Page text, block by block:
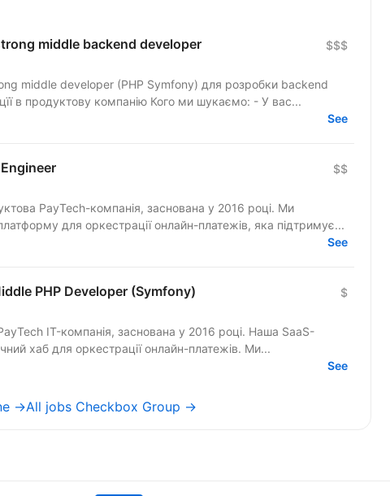
middle backend developer $$$
middle developer (PHP Symfony) для розробки backend
сервісів електроної комерцїї в продуктову компанію Кого ми шукаємо: - У вас...
See
$$
PayTech-компанія, заснована у 2016 році. Ми
для оркестрації онлайн-платежів, яка підтримує...
See
PHP Developer (Symfony) $
IT-компанія, заснована у 2016 році. Наша SaaS-
платформа — це технологічний хаб для оркестрації онлайн-платежів. Ми...
See
→All jobs Checkbox Group →